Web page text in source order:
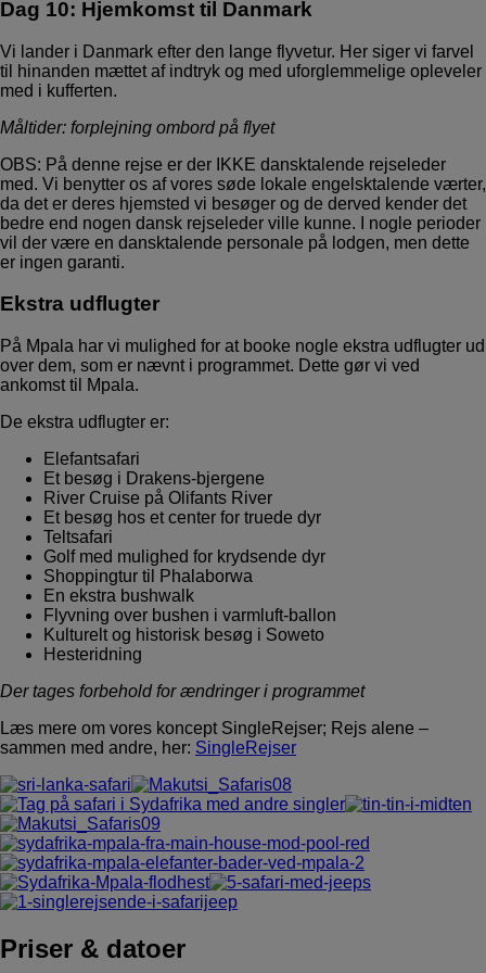
Dag 10: Hjemkomst til Danmark
Vi lander i Danmark efter den lange flyvetur. Her siger vi farvel
til hinanden mættet af indtryk og med uforglemmelige opleveler
med i kufferten.
Måltider: forplejning ombord på flyet
OBS: På denne rejse er der IKKE dansktalende rejseleder
med. Vi benytter os af vores søde lokale engelsktalende værter,
da det er deres hjemsted vi besøger og de derved kender det
bedre end nogen dansk rejseleder ville kunne. I nogle perioder
vil der være en dansktalende personale på lodgen, men dette
er ingen garanti.
Ekstra udflugter
På Mpala har vi mulighed for at booke nogle ekstra udflugter ud
over dem, som er nævnt i programmet. Dette gør vi ved
ankomst til Mpala.
De ekstra udflugter er:
Elefantsafari
Et besøg i Drakens-bjergene
River Cruise på Olifants River
Et besøg hos et center for truede dyr
Teltsafari
Golf med mulighed for krydsende dyr
Shoppingtur til Phalaborwa
En ekstra bushwalk
Flyvning over bushen i varmluft-ballon
Kulturelt og historisk besøg i Soweto
Hesteridning
Der tages forbehold for ændringer i programmet
Læs mere om vores koncept SingleRejser; Rejs alene –
sammen med andre, her: SingleRejser
Priser & datoer